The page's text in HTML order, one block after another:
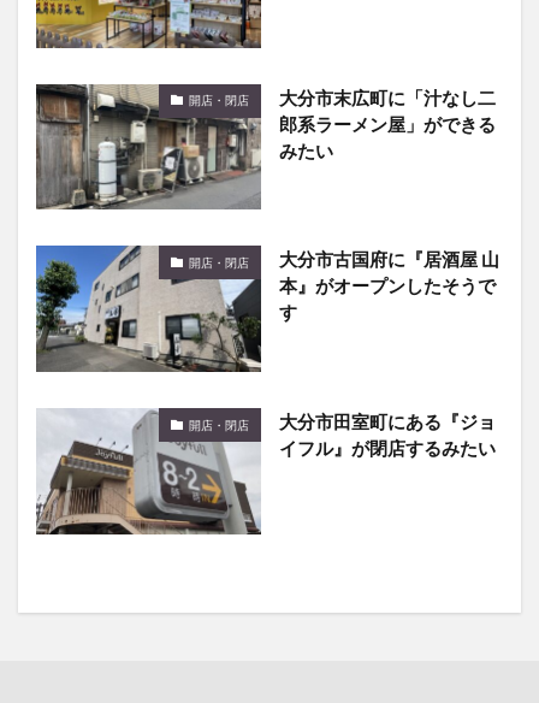
開店・閉店
大分市末広町に「汁なし二
郎系ラーメン屋」ができる
みたい
開店・閉店
大分市古国府に『居酒屋 山
本』がオープンしたそうで
す
開店・閉店
大分市田室町にある『ジョ
イフル』が閉店するみたい